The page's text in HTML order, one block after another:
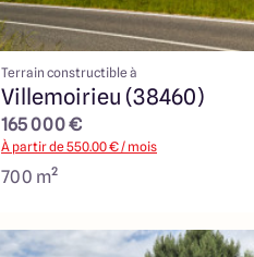
Terrain constructible à
Villemoirieu (38460)
165 000 €
À partir de550.00€ / mois
700 m²